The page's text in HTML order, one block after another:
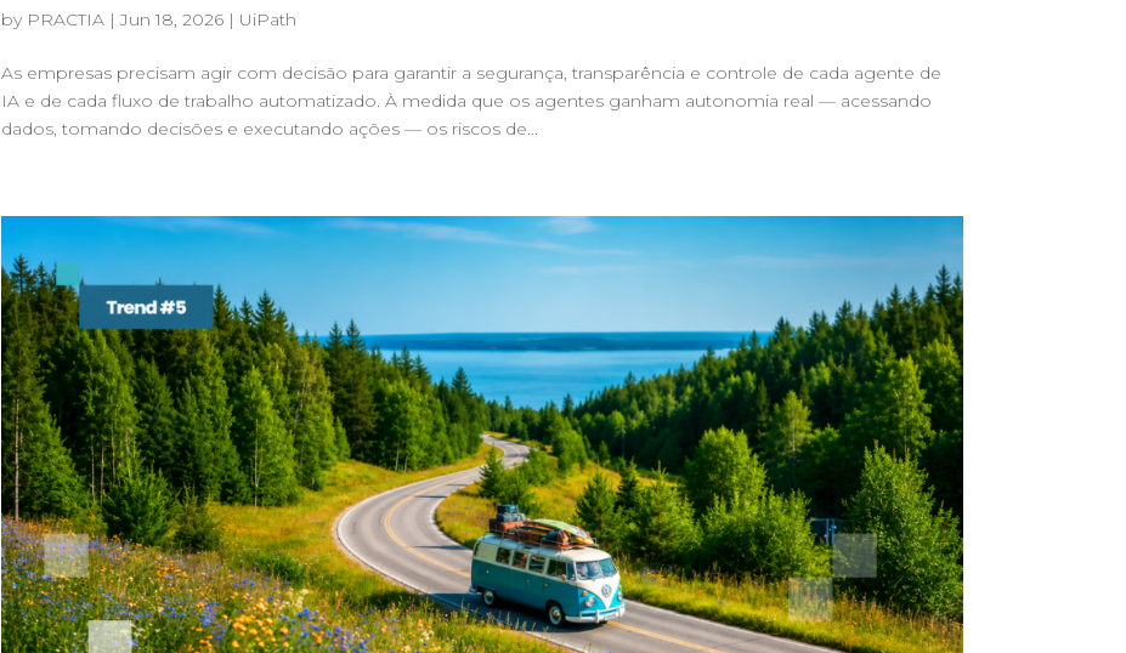
by PRACTIA|Jun 18, 2026| UiPath
As empresas precisam agir com decisão para garantir a segurança, transparência e controle de cada agente de
IA e de cada fluxo de trabalho automatizado. À medida que os agentes ganham autonomia real — acessando
dados, tomando decisões e executando ações — os riscos de...